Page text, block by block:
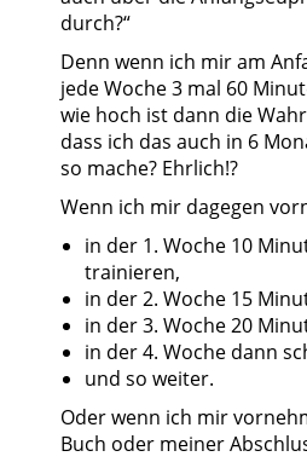
durch?“
Denn wenn ich mir am
jede Woche 3 mal 60
wie hoch ist dann die
dass ich das auch in 6
so mache? Ehrlich!?
Wenn ich mir dagegen
in der 1. Woche 10
trainieren,
in der 2. Woche 15
in der 3. Woche 20
in der 4. Woche dann
und so weiter.
Oder wenn ich mir
Buch oder meiner